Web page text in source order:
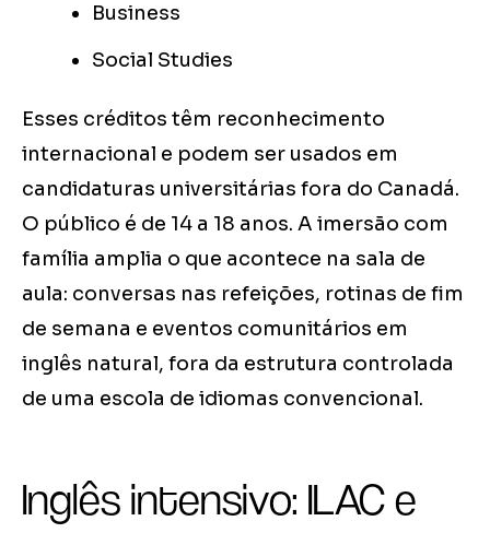
Business
Social Studies
Esses créditos têm reconhecimento
internacional e podem ser usados em
candidaturas universitárias fora do Canadá.
O público é de 14 a 18 anos. A imersão com
família amplia o que acontece na sala de
aula: conversas nas refeições, rotinas de fim
de semana e eventos comunitários em
inglês natural, fora da estrutura controlada
de uma escola de idiomas convencional.
Inglês intensivo: ILAC e